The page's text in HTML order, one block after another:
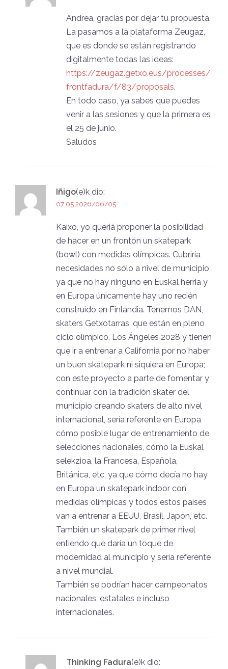
Andrea, gracias por dejar tu propuesta.
La pasamos a la plataforma Zeugaz,
que es donde se están registrando
digitalmente todas las ideas:
https://zeugaz.getxo.eus/processes/
frontfadura/f/83/proposals.
En todo caso, ya sabes que puedes
venir a las sesiones y que la primera es
el 25 de junio.
Saludos
Iñigo(e)k dio:
07:05 2026/06/05
Kaixo, yo queriá proponer la posibilidad
de hacer en un frontón un skatepark
(bowl) con medidas olímpicas. Cubriría
necesidades no sólo a nivel de municipio
ya que no hay ninguno en Euskal herria y
en Europa únicamente hay uno recién
construido en Finlandia. Tenemos DAN,
skaters Getxotarras, que están en pleno
ciclo olímpico, Los Ángeles 2028 y tienen
que ir a entrenar a California por no haber
un buen skatepark ni siquiera en Europa;
con este proyecto a parte de fomentar y
continuar con la tradición skater del
municipio creando skaters de alto nivel
internacional, sería referente en Europa
cómo posible lugar de entrenamiento de
selecciones nacionales, cómo la Euskal
selekzioa, la Francesa, Española,
Británica, etc, ya que cómo decía no hay
en Europa un skatepark indoor con
medidas olímpicas y todos estos países
van a entrenar a EEUU, Brasil, Japón, etc.
También un skatepark de primer nivel
entiendo que daría un toque de
modernidad al municipio y sería referente
a nivel mundial.
También se podrían hacer campeonatos
nacionales, estatales e incluso
internacionales.
Thinking Fadura(e)k dio: